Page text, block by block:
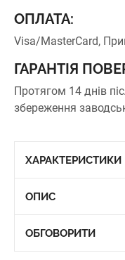
ОПЛАТА:
Visa/MasterCard,
ГАРАНТІЯ
Протягом 14 днів
збереження
ХАРАКТЕРИСТИКИ
ОПИС
ОБГОВОРИТИ